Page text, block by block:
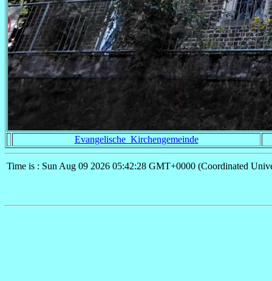
Evangelische_Kirchengemeinde
Time is : Sun Aug 09 2026 05:42:28 GMT+0000 (Coordinated